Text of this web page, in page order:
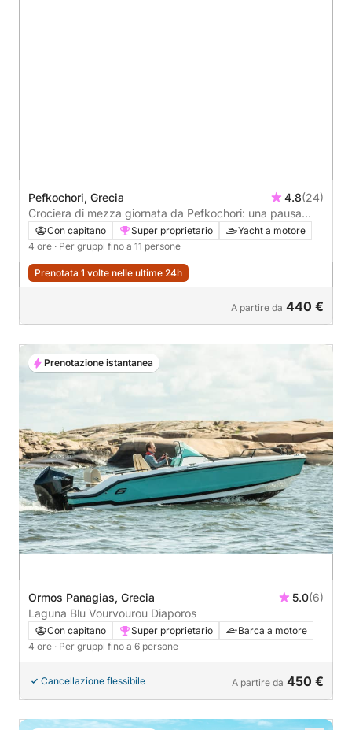
Pefkochori, Grecia 4.8(24)
Crociera di mezza giornata da Pefkochori: una pausa
rinfrescante in acqua
Con capitano Super proprietario
Yacht a motore
4 ore · Per gruppi fino a 11 persone
Prenotata 1 volte nelle ultime 24h
A partire da 440 €
Ormos Panagias, Grecia 5.0(6)
Laguna Blu Vourvourou Diaporos
Con capitano Super proprietario
Barca a motore
4 ore · Per gruppi fino a 6 persone
Cancellazione flessibile A partire da 450 €
Prenotazione istantanea